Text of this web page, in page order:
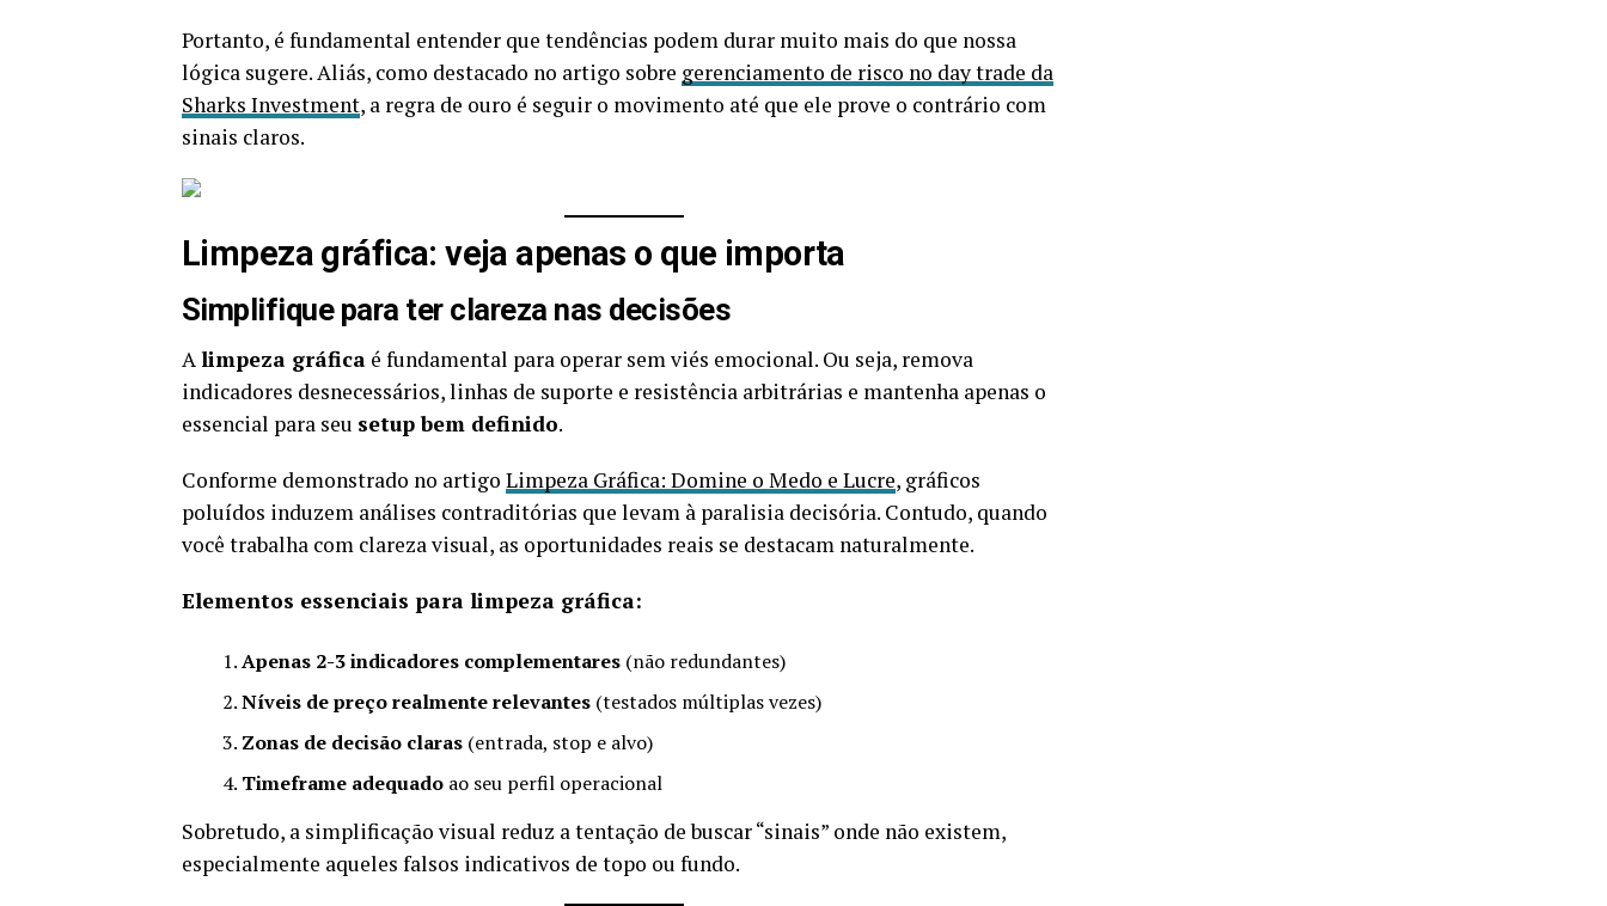
Portanto, é fundamental entender que tendências podem durar muito mais do que nossa
lógica sugere. Aliás, como destacado no artigo sobre gerenciamento de risco no day trade da
Sharks Investment, a regra de ouro é seguir o movimento até que ele prove o contrário com
sinais claros.
Limpeza gráfica: veja apenas o que importa
Simplifique para ter clareza nas decisões
Alimpeza gráfica é fundamental para operar sem viés emocional. Ou seja, remova
indicadores desnecessários, linhas de suporte e resistência arbitrárias e mantenha apenas o
essencial para seu setup bem definido.
Conforme demonstrado no artigo Limpeza Gráfica: Domine o Medo e Lucre, gráficos
poluídos induzem análises contraditórias que levam à paralisia decisória. Contudo, quando
você trabalha com clareza visual, as oportunidades reais se destacam naturalmente.
Elementos essenciais para limpeza gráfica:
Apenas 2-3 indicadores complementares (não redundantes)
Níveis de preço realmente relevantes (testados múltiplas vezes)
Zonas de decisão claras (entrada, stop e alvo)
Timeframe adequado ao seu perfil operacional
Sobretudo, a simplificação visual reduz a tentação de buscar “sinais” onde não existem,
especialmente aqueles falsos indicativos de topo ou fundo.